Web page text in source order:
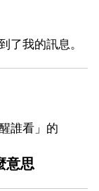
了我的訊息。
誰看」的
意思